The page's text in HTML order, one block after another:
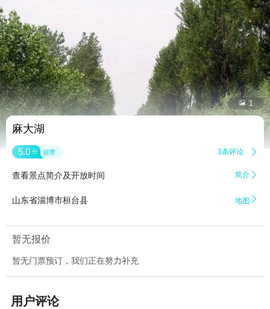
 1
麻大湖
5.0 分 超赞 3条评论 
查看景点简介及开放时间 简介 
山东省淄博市桓台县 地图 
暂无报价
暂无门票预订，我们正在努力补充
用户评论
